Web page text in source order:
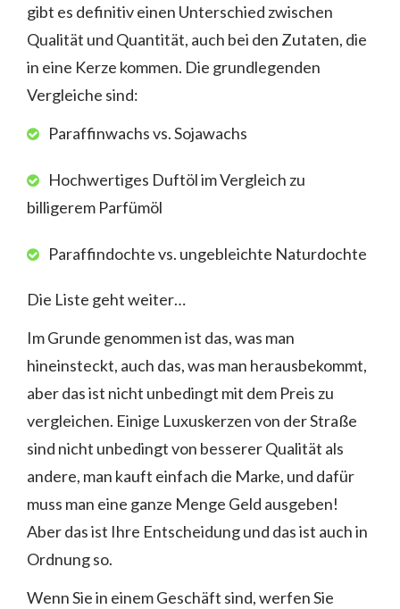
gibt es definitiv einen Unterschied zwischen
Qualität und Quantität, auch bei den Zutaten, die
in eine Kerze kommen. Die grundlegenden
Vergleiche sind:
Paraffinwachs vs. Sojawachs
Hochwertiges Duftöl im Vergleich zu
billigerem Parfümöl
Paraffindochte vs. ungebleichte Naturdochte
Die Liste geht weiter…
Im Grunde genommen ist das, was man
hineinsteckt, auch das, was man herausbekommt,
aber das ist nicht unbedingt mit dem Preis zu
vergleichen. Einige Luxuskerzen von der Straße
sind nicht unbedingt von besserer Qualität als
andere, man kauft einfach die Marke, und dafür
muss man eine ganze Menge Geld ausgeben!
Aber das ist Ihre Entscheidung und das ist auch in
Ordnung so.
Wenn Sie in einem Geschäft sind, werfen Sie